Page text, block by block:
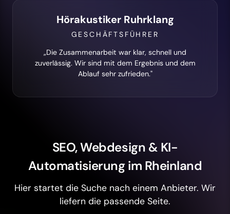
Hörakustiker Ruhrklang
GESCHÄFTSFÜHRER
„Die Zusammenarbeit war klar, schnell und
zuverlässig. Wir sind mit dem Ergebnis und dem
Ablauf sehr zufrieden."
SEO, Webdesign & KI-
Automatisierung im Rheinland
Hier startet die Suche nach einem Anbieter. Wir
liefern die passende Seite.